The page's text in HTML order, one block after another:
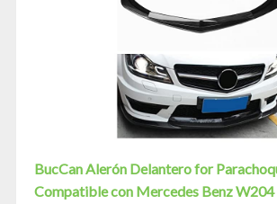
BucCan Alerón Delantero for
Compatible con Mercedes Benz W204